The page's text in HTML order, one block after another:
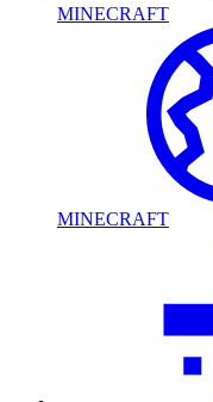
MINECRAFT
MINECRAFT